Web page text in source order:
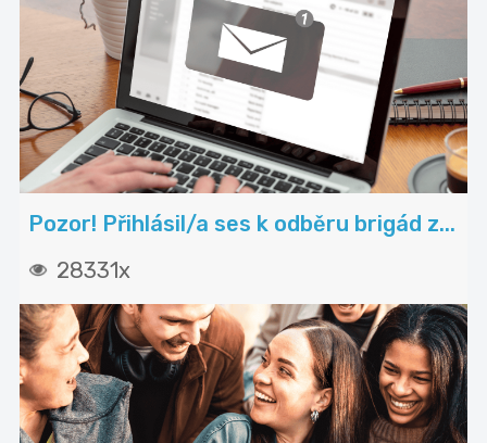
Pozor! Přihlásil/a ses k odběru brigád z...
28331x